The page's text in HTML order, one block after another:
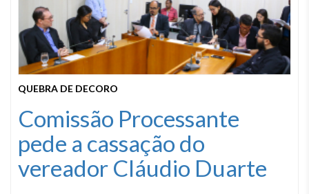
QUEBRA DE DECORO
Comissão Processante
pede a cassação do
vereador Cláudio Duarte